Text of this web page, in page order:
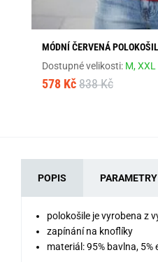
MÓDNÍ ČERVENÁ
Dostupné velikosti: M,XXL
578 Kč 838 Kč
POPIS PARAMETRY
polokošile je vyrobena z
zapínání na knoflíky
materiál: 95% bavlna, 5%